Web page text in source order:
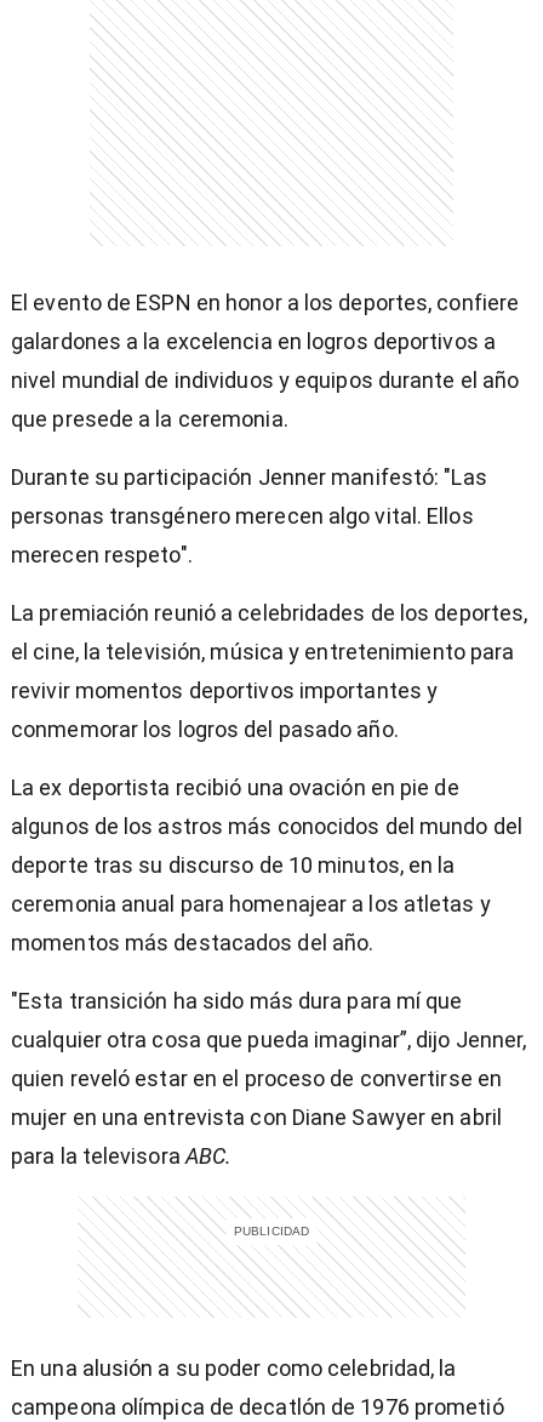
El evento de ESPN en honor a los deportes, confiere
galardones a la excelencia en logros deportivos a
nivel mundial de individuos y equipos durante el año
que presede a la ceremonia.
Durante su participación Jenner manifestó: "Las
personas transgénero merecen algo vital. Ellos
merecen respeto".
La premiación reunió a celebridades de los deportes,
el cine, la televisión, música y entretenimiento para
revivir momentos deportivos importantes y
conmemorar los logros del pasado año.
La ex deportista recibió una ovación en pie de
algunos de los astros más conocidos del mundo del
deporte tras su discurso de 10 minutos, en la
ceremonia anual para homenajear a los atletas y
momentos más destacados del año.
"Esta transición ha sido más dura para mí que
cualquier otra cosa que pueda imaginar”, dijo Jenner,
quien reveló estar en el proceso de convertirse en
mujer en una entrevista con Diane Sawyer en abril
para la televisoraABC.
En una alusión a su poder como celebridad, la
campeona olímpica de decatlón de 1976 prometió